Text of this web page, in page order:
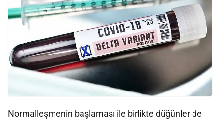
Normalleşmenin başlaması ile birlikte düğünler de